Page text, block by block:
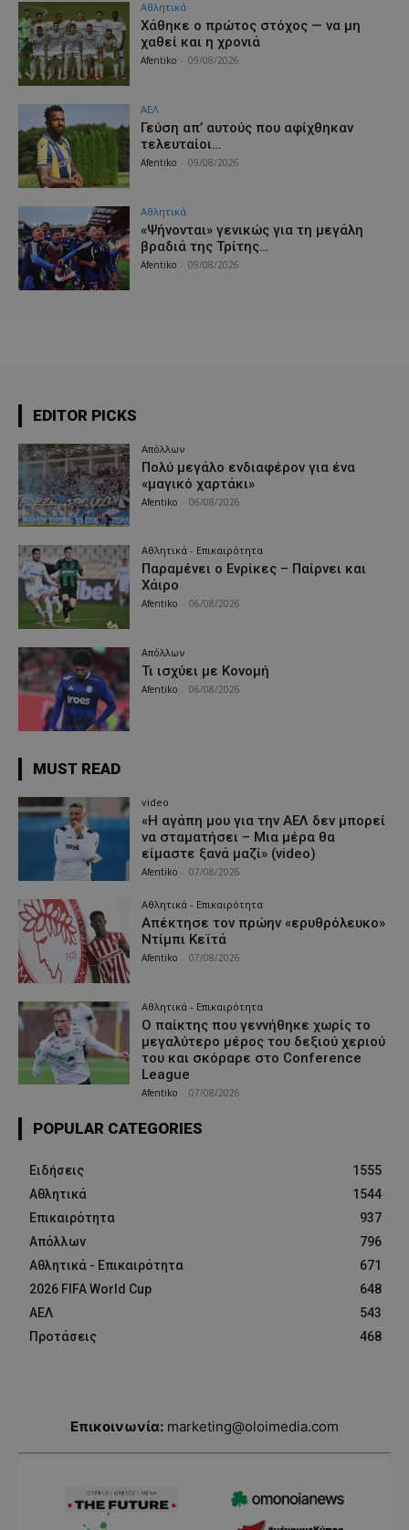
Αθλητικά
Χάθηκε ο πρώτος στόχος — να μη
χαθεί και η χρονιά
Afentiko 09/08/2026
ΑΕΛ
Γεύση απ’ αυτούς που αφίχθηκαν
τελευταίοι…
Afentiko 09/08/2026
Αθλητικά
«Ψήνονται» γενικώς για τη μεγάλη
βραδιά της Τρίτης…
Afentiko 09/08/2026
EDITOR PICKS
Απόλλων
Πολύ μεγάλο ενδιαφέρον για ένα
«μαγικό χαρτάκι»
Afentiko 06/08/2026
Αθλητικά - Επικαιρότητα
Παραμένει ο Ενρίκες – Παίρνει και
Χάιρο
Afentiko 06/08/2026
Απόλλων
Τι ισχύει με Κονομή
Afentiko 06/08/2026
MUST READ
video
«Η αγάπη μου για την ΑΕΛ δεν μπορεί
να σταματήσει – Μια μέρα θα
είμαστε ξανά μαζί» (video)
Afentiko 07/08/2026
Αθλητικά - Επικαιρότητα
Απέκτησε τον πρώην «ερυθρόλευκο»
Ντίμπι Κεϊτά
Afentiko 07/08/2026
Αθλητικά - Επικαιρότητα
Ο παίκτης που γεννήθηκε χωρίς το
μεγαλύτερο μέρος του δεξιού χεριού
του και σκόραρε στο Conference
League
Afentiko 07/08/2026
POPULAR CATEGORIES
Ειδήσεις
1555
Αθλητικά
1544
Επικαιρότητα
937
Απόλλων
796
Αθλητικά - Επικαιρότητα
671
2026 FIFA World Cup
648
ΑΕΛ
543
Προτάσεις
468
Επικοινωνία: marketing@oloimedia.com